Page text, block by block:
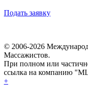
Подать заявку
© 2006-2026
Массажистов.
При полном или
ссылка на компанию
+